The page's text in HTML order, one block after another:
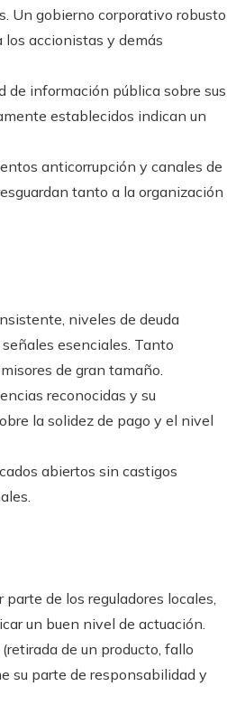
Un gobierno corporativo robusto
accionistas y demás
de información pública sobre sus
establecidos indican un
anticorrupción y canales de
tanto a la organización
niveles de deuda
esenciales. Tanto
de gran tamaño.
reconocidas y su
la solidez de pago y el nivel
abiertos sin castigos
de los reguladores locales,
un buen nivel de actuación.
de un producto, fallo
su parte de responsabilidad y